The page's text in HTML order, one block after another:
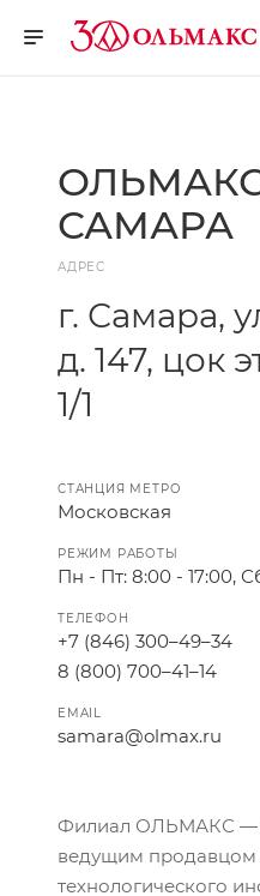
САМАРА
АДРЕС
г. Самара,
д. 147, цок
1/1
СТАНЦИЯ МЕТРО
Московская
РЕЖИМ РАБОТЫ
Пн - Пт: 8:00 - 17:00,
ТЕЛЕФОН
+7 (846) 300–49–34
8 (800) 700–41–14
EMAIL
samara@olmax.ru
Филиал ОЛЬМАКС —
ведущим продавцом
технологического